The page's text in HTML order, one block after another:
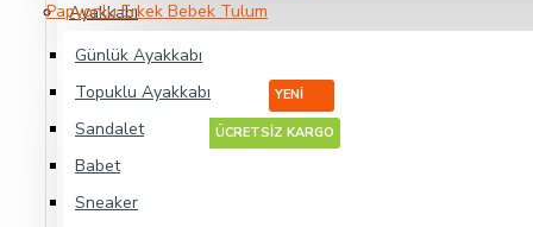
Ayakkabı
Günlük Ayakkabı
Topuklu Ayakkabı
Sandalet
Babet
Sneaker
YENI
ÜCRETSİZ KARGO
250,00TL